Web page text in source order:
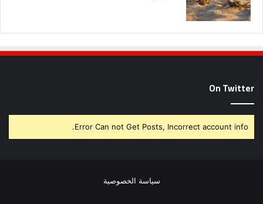
On Twitter
Error Can not Get Posts, Incorrect account info.
سياسة الخصوصية